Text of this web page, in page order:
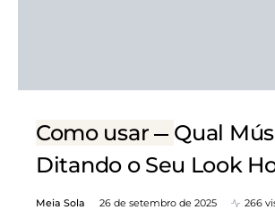
Como usar
Qual
Ditando o Seu Look
Meia Sola 26 de setembro de 2025 266